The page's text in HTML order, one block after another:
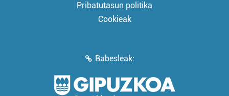
Pribatutasun politika
Cookieak
Babesleak: